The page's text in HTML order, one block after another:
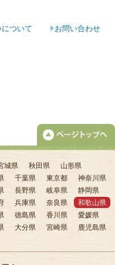
ついて お問い合わせ
城県 秋田県
山形県
千葉県 東京都
神奈川県
長野県 岐阜県
静岡県
兵庫県 奈良県
和歌山県
徳島県 香川県
愛媛県
大分県 宮崎県
鹿児島県